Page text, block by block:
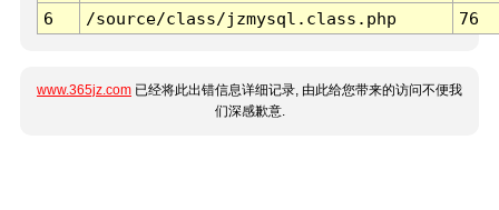
6
/source/class/jzmysql.class.php 76
www.365jz.com 已经将此出错信息详细记录, 由此给您带来的访问不便我
们深感歉意.